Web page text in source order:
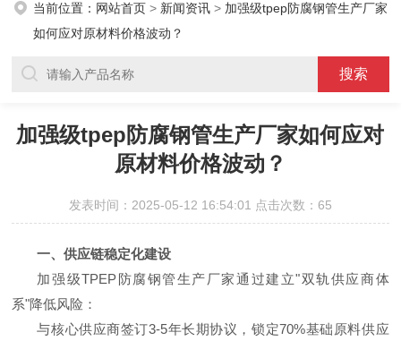
当前位置： 网站首页 > 新闻资讯 > 加强级tpep防腐钢管生产厂家
如何应对原材料价格波动？
加强级tpep防腐钢管生产厂家如何应对
原材料价格波动？
发表时间：2025-05-12 16:54:01 点击次数：65
一、供应链稳定化建设
加强级TPEP防腐钢管生产厂家通过建立"双轨供应商体
系"降低风险：
与核心供应商签订3-5年长期协议，锁定70%基础原料供应